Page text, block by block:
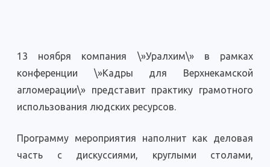
13 ноября компания \»Уралхим\» в рамках
конференции \»Кадры для Верхнекамской
агломерации\» представит практику грамотного
использования людских ресурсов.
Программу мероприятия наполнит как деловая
часть с дискуссиями, круглыми столами,